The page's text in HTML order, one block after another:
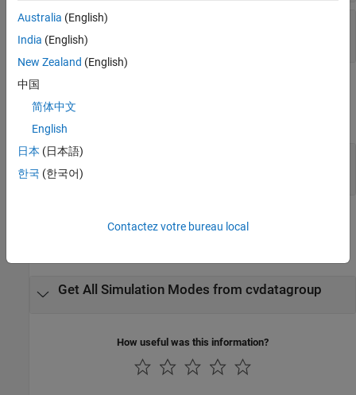
modelName
character vector or string
Output Arguments
simModes
cell array of character vectors or strings
Get All Simulation Modes from cvdatagroup
How useful was this information?
Australia (English)
India (English)
New Zealand (English)
中国
简体中文
English
日本 (日本語)
한국 (한국어)
Contactez votre bureau local